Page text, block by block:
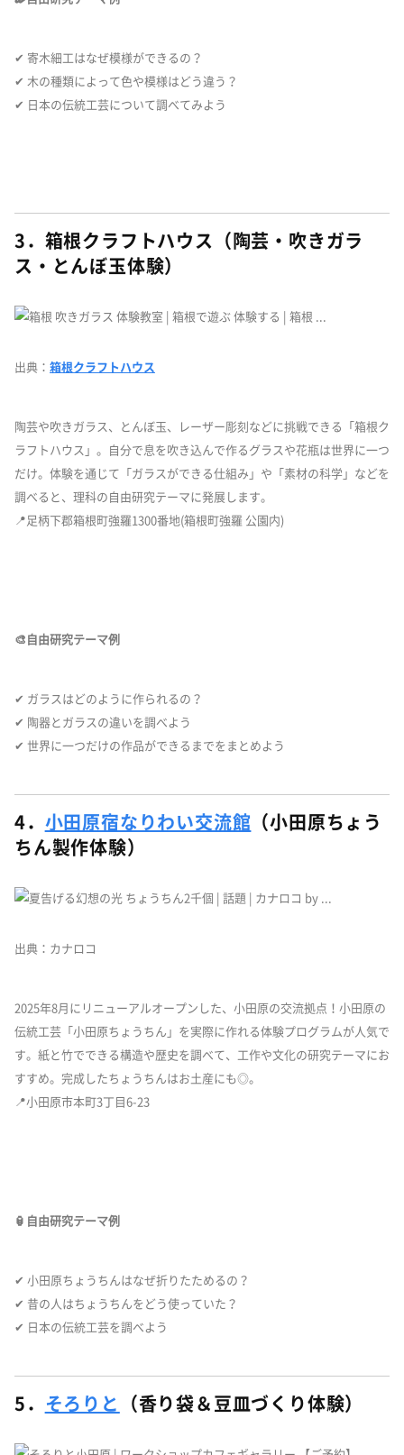
✔ 寄木細工はなぜ模様ができるの？
✔ 木の種類によって色や模様はどう違う？
✔ 日本の伝統工芸について調べてみよう
3．箱根クラフトハウス（陶芸・吹きガラ
ス・とんぼ玉体験）
出典： 箱根クラフトハウス
陶芸や吹きガラス、とんぼ玉、レーザー彫刻などに挑戦できる「箱根ク
ラフトハウス」。自分で息を吹き込んで作るグラスや花瓶は世界に一つ
だけ。体験を通じて「ガラスができる仕組み」や「素材の科学」などを
調べると、理科の自由研究テーマに発展します。
📍足柄下郡箱根町強羅1300番地(箱根町強羅 公園内)
🎨自由研究テーマ例
✔ ガラスはどのように作られるの？
✔ 陶器とガラスの違いを調べよう
✔ 世界に一つだけの作品ができるまでをまとめよう
4． 小田原宿なりわい交流館 （小田原ちょう
ちん製作体験）
出典：カナロコ
2025年8月にリニューアルオープンした、小田原の交流拠点！小田原の
伝統工芸「小田原ちょうちん」を実際に作れる体験プログラムが人気で
す。紙と竹でできる構造や歴史を調べて、工作や文化の研究テーマにお
すすめ。完成したちょうちんはお土産にも◎。
📍小田原市本町3丁目6-23
🏮自由研究テーマ例
✔ 小田原ちょうちんはなぜ折りたためるの？
✔ 昔の人はちょうちんをどう使っていた？
✔ 日本の伝統工芸を調べよう
5． そろりと （香り袋＆豆皿づくり体験）